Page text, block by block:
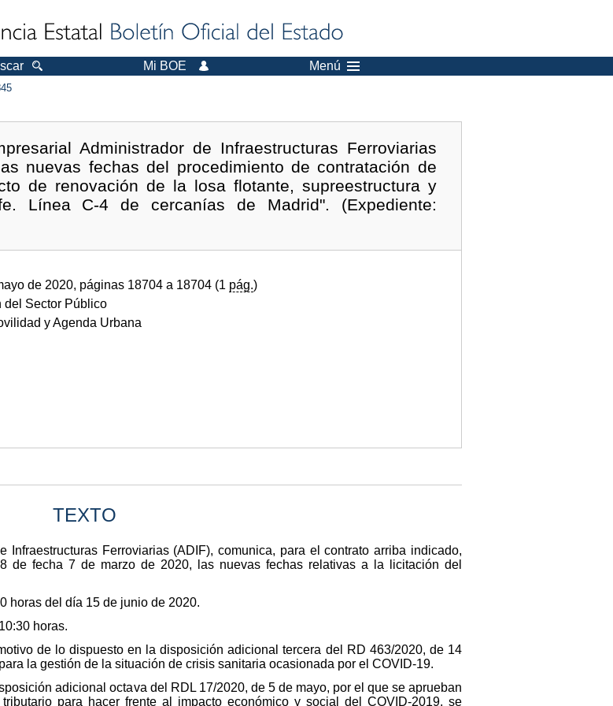
Mi BOE Menú
Administrador de Infraestructuras Ferroviarias
nuevas fechas del procedimiento de contratación de
de renovación de la losa flotante, supreestructura y
Línea C-4 de cercanías de Madrid". (Expediente:
de 2020, páginas 18704 a 18704 (1 pág.)
del Sector Público
y Agenda Urbana
TEXTO
Infraestructuras Ferroviarias (ADIF), comunica, para el contrato arriba indicado,
de fecha 7 de marzo de 2020, las nuevas fechas relativas a la licitación del
horas del día 15 de junio de 2020.
horas.
de lo dispuesto en la disposición adicional tercera del RD 463/2020, de 14
la gestión de la situación de crisis sanitaria ocasionada por el COVID-19.
adicional octava del RDL 17/2020, de 5 de mayo, por el que se aprueban
para hacer frente al impacto económico y social del COVID-2019, se